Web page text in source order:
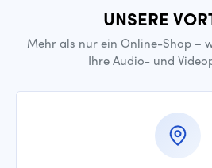
UNSERE
Mehr als nur ein Online-Shop –
Ihre Audio- und